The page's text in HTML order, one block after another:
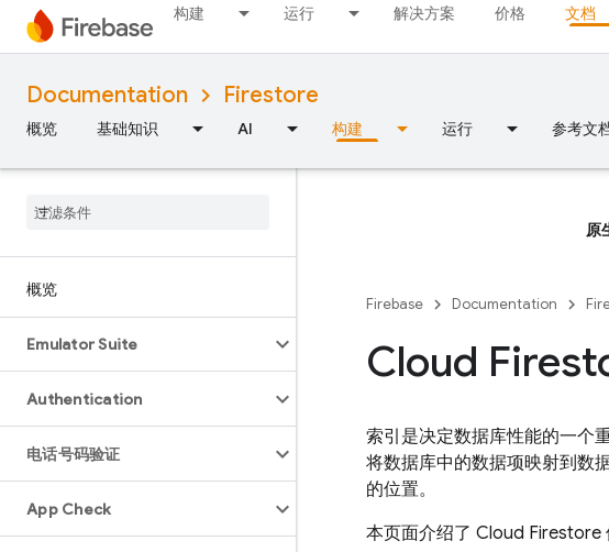
构建 运行 解决方案 价格 文档
Documentation Firestore
概览 基础知识 AI 构建 运行 参考文
概览
Emulator Suite
Authentication
电话号码验证
App Check
原
Firebase Documentation
Cloud
索引是决定数据库性能的一个
将数据库中的数据项映射到数
的位置。
本页面介绍了 Cloud Firestore